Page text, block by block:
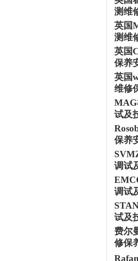
测维
英国
测维
英国
保养
英国
维修
MAG
试及
保养
调试
调试
试及
费尔
修保